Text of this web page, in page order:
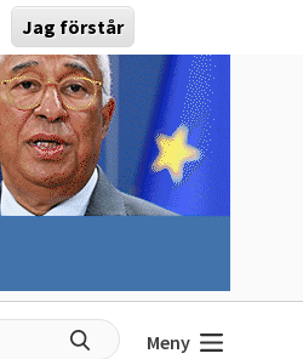
Jag förstår
Meny